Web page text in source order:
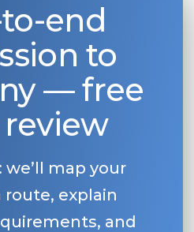
end
to
— free
review
we’ll map your
route, explain
and